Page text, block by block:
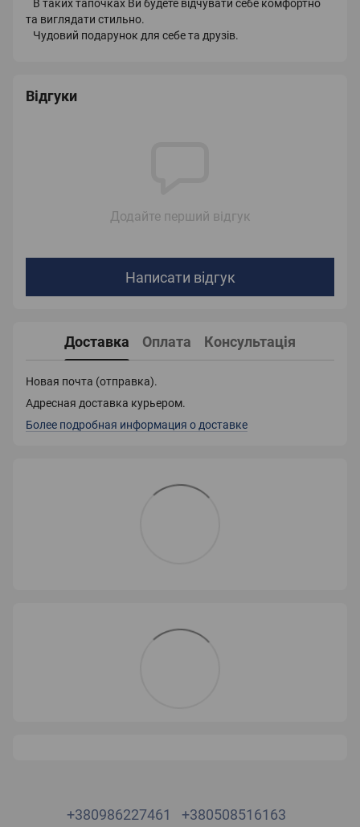
В таких тапочках Ви будете відчувати себе комфортно
та виглядати стильно.
Чудовий подарунок для себе та друзів.
Відгуки
Додайте перший відгук
Написати відгук
Доставка Оплата Консультація
Новая почта (отправка).
Адресная доставка курьером.
Более подробная информация о доставке
+380986227461 +380508516163